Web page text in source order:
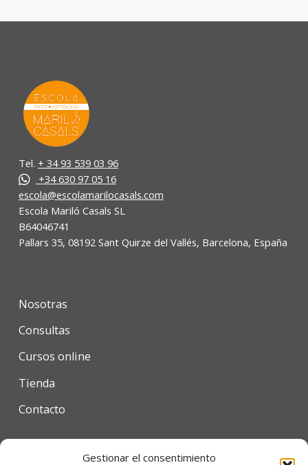
Gestionar el consentimiento
Tel. + 34 93 539 03 96
+34 630 97 05 16
escola@escolamarilocasals.com
Escola Mariló Casals SL
B64046741
Pallars 35, 08192 Sant Quirze del Vallés, Barcelona, España
Nosotras
Consultas
Cursos online
Tienda
Contacto